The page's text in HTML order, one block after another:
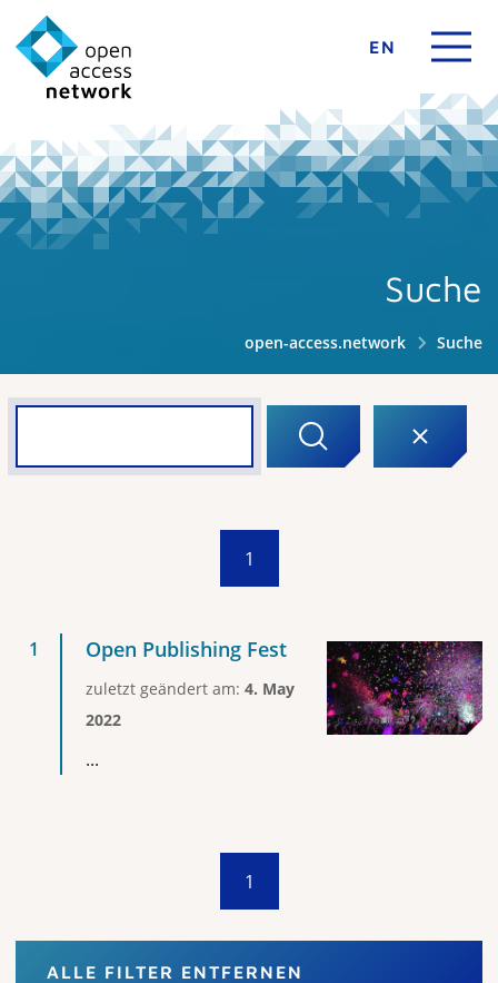
EN
Suche
open-access.network Suche
1
Open Publishing Fest
zuletzt geändert am: 4. May
2022
...
1
ALLE FILTER ENTFERNEN